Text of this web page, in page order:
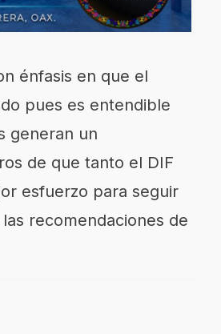
énfasis en que el
pues es entendible
generan un
de que tanto el DIF
esfuerzo para seguir
recomendaciones de